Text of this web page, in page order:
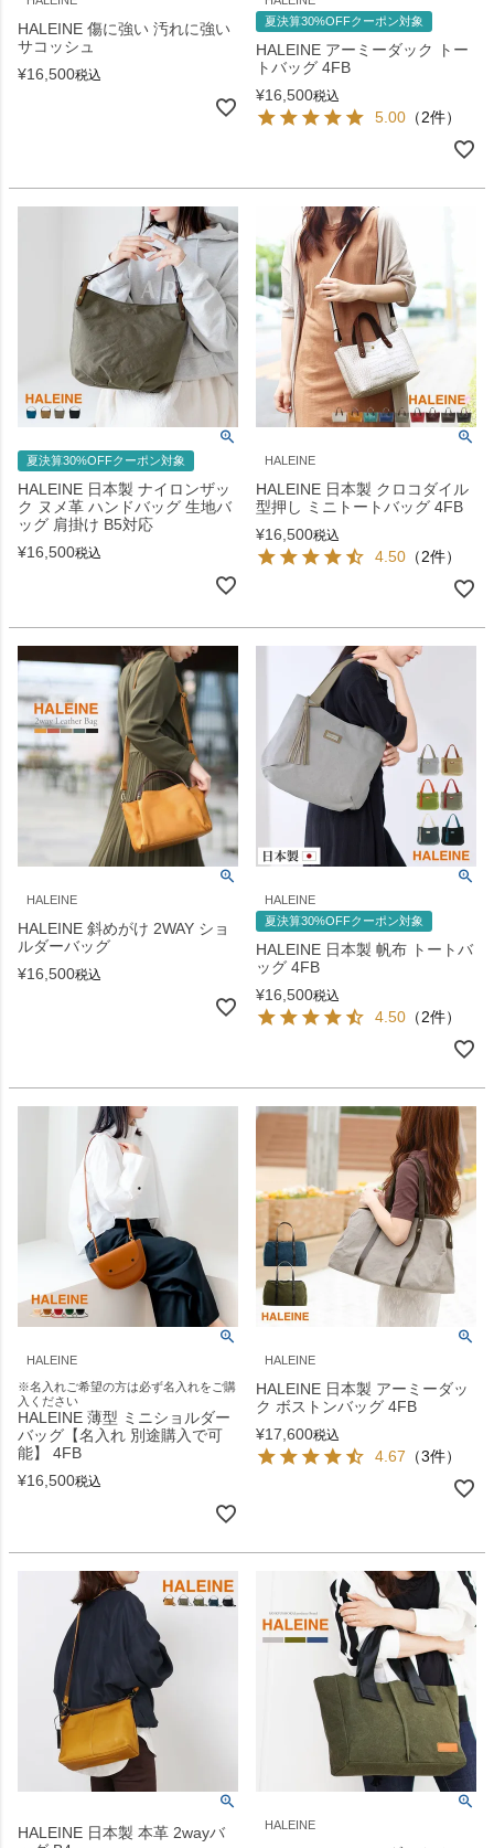
HALEINE 傷に強い 汚れに強い
サコッシュ
¥16,500税込
夏決算30%OFFクーポン対象
HALEINE アーミーダック トー
トバッグ 4FB
¥16,500税込
5.00 （2件）
夏決算30%OFFクーポン対象
HALEINE 日本製 ナイロンザッ
ク ヌメ革 ハンドバッグ 生地バ
ッグ 肩掛け B5対応
¥16,500税込
HALEINE
HALEINE 日本製 クロコダイル
型押し ミニトートバッグ 4FB
¥16,500税込
4.50 （2件）
HALEINE
HALEINE 斜めがけ 2WAY ショ
ルダーバッグ
¥16,500税込
HALEINE
夏決算30%OFFクーポン対象
HALEINE 日本製 帆布 トートバ
ッグ 4FB
¥16,500税込
4.50 （2件）
HALEINE
※名入れご希望の方は必ず名入れをご購
入ください
HALEINE 薄型 ミニショルダー
バッグ【名入れ 別途購入で可
能】 4FB
¥16,500税込
HALEINE
HALEINE 日本製 アーミーダッ
ク ボストンバッグ 4FB
¥17,600税込
4.67 （3件）
HALEINE 日本製 本革 2wayバ
HALEINE